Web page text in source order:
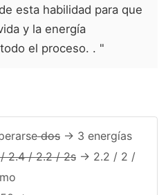
esta habilidad para que
y la energía
el proceso. . "
dos -> 3 energías
2.4 / 2.2 / 2s -> 2.2 / 2 /